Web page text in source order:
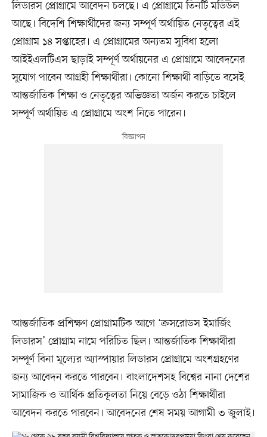
লিডারস প্রোগ্রামে আবেদন চলছে। এ প্রোগ্রামে তিনটি মডিউল
আছে। বিদেশি শিক্ষার্থীদের জন্য সম্পূর্ণ অর্থায়িত নেতৃত্বের এই
প্রোগ্রাম ১৪ সপ্তাহের। এ প্রোগ্রামের অন্যতম সুবিধা হলো
আইইএলটিএস ছাড়াই সম্পূর্ণ অর্থায়নের এ প্রোগ্রামে আবেদনের
সুযোগ পাবেন আগ্রহী শিক্ষার্থীরা। কোনো শিক্ষার্থী বাড়িতে বসেই
আন্তর্জাতিক শিক্ষা ও নেতৃত্বের অভিজ্ঞতা অর্জন করতে চাইলে
সম্পূর্ণ অর্থায়িত এ প্রোগ্রামে অংশ নিতে পারেন।
আন্তর্জাতিক প্রশিক্ষণ প্রোগ্রামটিক আগে ‘ক্রসরোডস ইমার্জিং
লিডারস’ প্রোগ্রাম নামে পরিচিত ছিল। আন্তর্জাতিক শিক্ষার্থীরা
সম্পূর্ণ বিনা মূল্যের অ্যাস্পায়ার লিডারস প্রোগ্রামে অংশগ্রহণের
জন্য আবেদন করতে পারবেন। বাংলাদেশসহ বিশ্বের নানা দেশের
সামাজিক ও আর্থিক প্রতিকূলতা নিয়ে বেড়ে ওঠা শিক্ষার্থীরা
আবেদন করতে পারবেন। আবেদনের শেষ সময় আগামী ৩ জুলাই।